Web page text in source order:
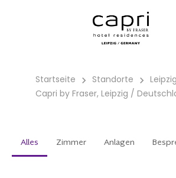
Startseite Standorte
Leipzig
Capri by Fraser, Leipzig /
Alles Zimmer Anlagen